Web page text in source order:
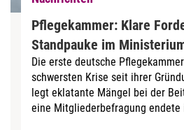
Pflegekammer: Klare
Standpauke im
Die erste deutsche
schwersten Krise seit ihrer
legt eklatante Mängel bei der
eine Mitgliederbefragung endete